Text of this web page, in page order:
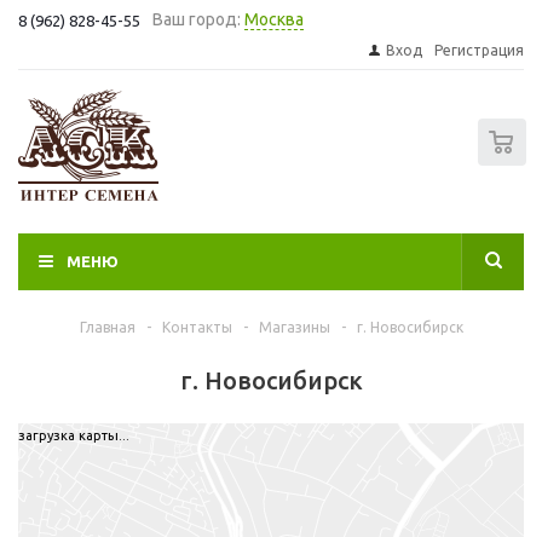
8 (962) 828-45-55 Ваш город: Москва
Вход Регистрация
МЕНЮ
Главная - Контакты - Магазины - г. Новосибирск
г. Новосибирск
загрузка карты...